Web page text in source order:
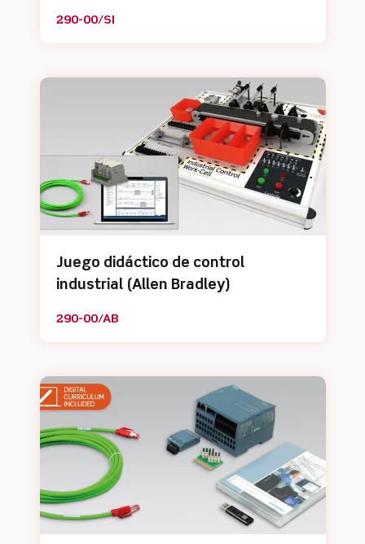
290-00/SI
Juego didáctico de control
industrial (Allen Bradley)
290-00/AB